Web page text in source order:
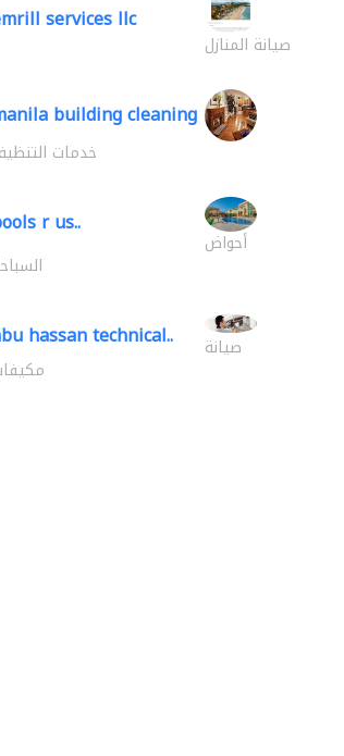
bldh cont..
services llc
صيانة المنازل
building cleaning
خدمات
r us..
أحواض
hassan technical.. صيانة